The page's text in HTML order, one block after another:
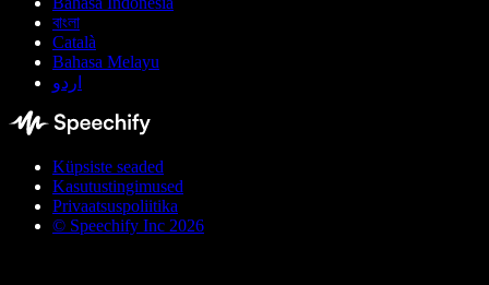
বাংলা
Català
Bahasa Melayu
اردو
Küpsiste seaded
Kasutustingimused
Privaatsuspoliitika
© Speechify Inc 2026